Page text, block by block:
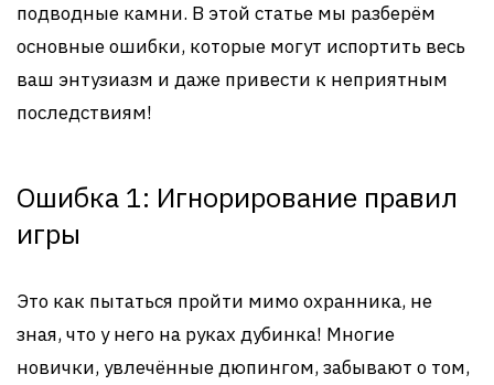
подводные камни. В этой статье мы разберём
основные ошибки, которые могут испортить весь
ваш энтузиазм и даже привести к неприятным
последствиям!
Ошибка 1: Игнорирование правил
игры
Это как пытаться пройти мимо охранника, не
зная, что у него на руках дубинка! Многие
новички, увлечённые дюпингом, забывают о том,